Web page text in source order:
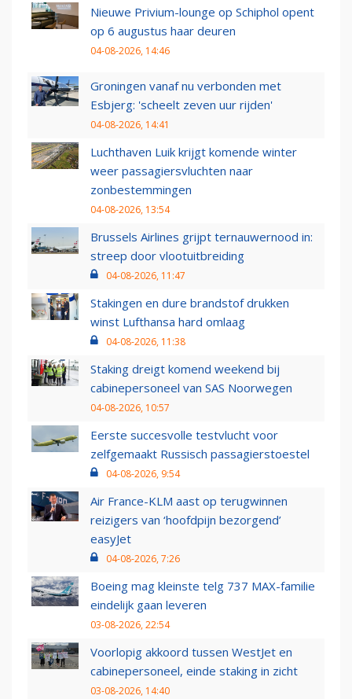
Nieuwe Privium-lounge op Schiphol opent
op 6 augustus haar deuren
04-08-2026, 14:46
Groningen vanaf nu verbonden met
Esbjerg: 'scheelt zeven uur rijden'
04-08-2026, 14:41
Luchthaven Luik krijgt komende winter
weer passagiersvluchten naar
zonbestemmingen
04-08-2026, 13:54
Brussels Airlines grijpt ternauwernood in:
streep door vlootuitbreiding
04-08-2026, 11:47
Stakingen en dure brandstof drukken
winst Lufthansa hard omlaag
04-08-2026, 11:38
Staking dreigt komend weekend bij
cabinepersoneel van SAS Noorwegen
04-08-2026, 10:57
Eerste succesvolle testvlucht voor
zelfgemaakt Russisch passagierstoestel
04-08-2026, 9:54
Air France-KLM aast op terugwinnen
reizigers van ‘hoofdpijn bezorgend’
easyJet
04-08-2026, 7:26
Boeing mag kleinste telg 737 MAX-familie
eindelijk gaan leveren
03-08-2026, 22:54
Voorlopig akkoord tussen WestJet en
cabinepersoneel, einde staking in zicht
03-08-2026, 14:40